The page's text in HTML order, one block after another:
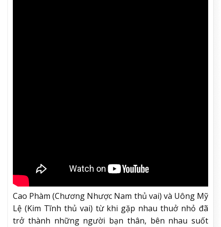
Cao Phàm (Chương Nhược Nam thủ vai) và Uông Mỹ
Lệ (Kim Tĩnh thủ vai) từ khi gặp nhau thuở nhỏ đã
trở thành những người bạn thân, bên nhau suốt